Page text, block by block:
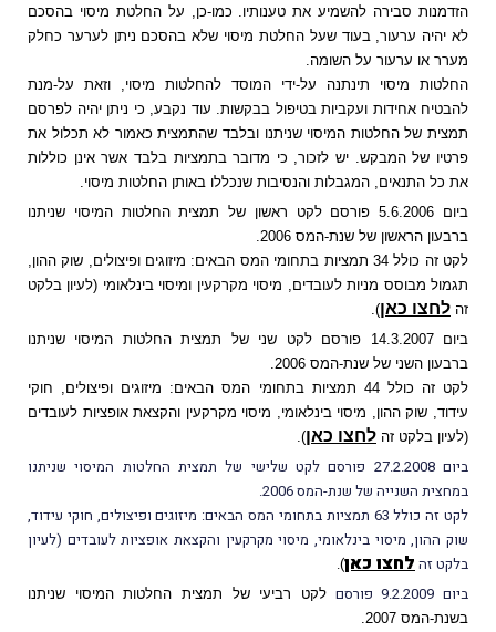
הזדמנות סבירה להשמיע את טענותיו. כמו-כן, על החלטת מיסוי בהסכם
לא יהיה ערעור, בעוד שעל החלטת מיסוי שלא בהסכם ניתן לערער כחלק
מערר או ערעור על השומה.
החלטות מיסוי תינתנה על-ידי המוסד להחלטות מיסוי, וזאת על-מנת
להבטיח אחידות ועקביות בטיפול בבקשות. עוד נקבע, כי ניתן יהיה לפרסם
תמצית של החלטות המיסוי שניתנו ובלבד שהתמצית כאמור לא תכלול את
פרטיו של המבקש. יש לזכור, כי מדובר בתמציות בלבד אשר אינן כוללות
את כל התנאים, המגבלות והנסיבות שנכללו באותן החלטות מיסוי.
ביום 5.6.2006 פורסם לקט ראשון של תמצית החלטות המיסוי שניתנו
ברבעון הראשון של שנת-המס 2006.
לקט זה כולל 34 תמציות בתחומי המס הבאים: מיזוגים ופיצולים, שוק ההון,
תגמול מבוסס מניות לעובדים, מיסוי מקרקעין ומיסוי בינלאומי (לעיון בלקט
זה לחצו כאן).
ביום 14.3.2007 פורסם לקט שני של תמצית החלטות המיסוי שניתנו
ברבעון השני של שנת-המס 2006.
לקט זה כולל 44 תמציות בתחומי המס הבאים: מיזוגים ופיצולים, חוקי
עידוד, שוק ההון, מיסוי בינלאומי, מיסוי מקרקעין והקצאת אופציות לעובדים
(לעיון בלקט זה לחצו כאן).
ביום 27.2.2008 פורסם לקט שלישי של תמצית החלטות המיסוי שניתנו
במחצית השנייה של שנת-המס 2006.
לקט זה כולל 63 תמציות בתחומי המס הבאים: מיזוגים ופיצולים, חוקי עידוד,
שוק ההון, מיסוי בינלאומי, מיסוי מקרקעין והקצאת אופציות לעובדים (לעיון
בלקט זהלחצו כאן).
ביום 9.2.2009 פורסם
לקט רביעי של תמצית החלטות המיסוי שניתנו
בשנת-המס 2007.